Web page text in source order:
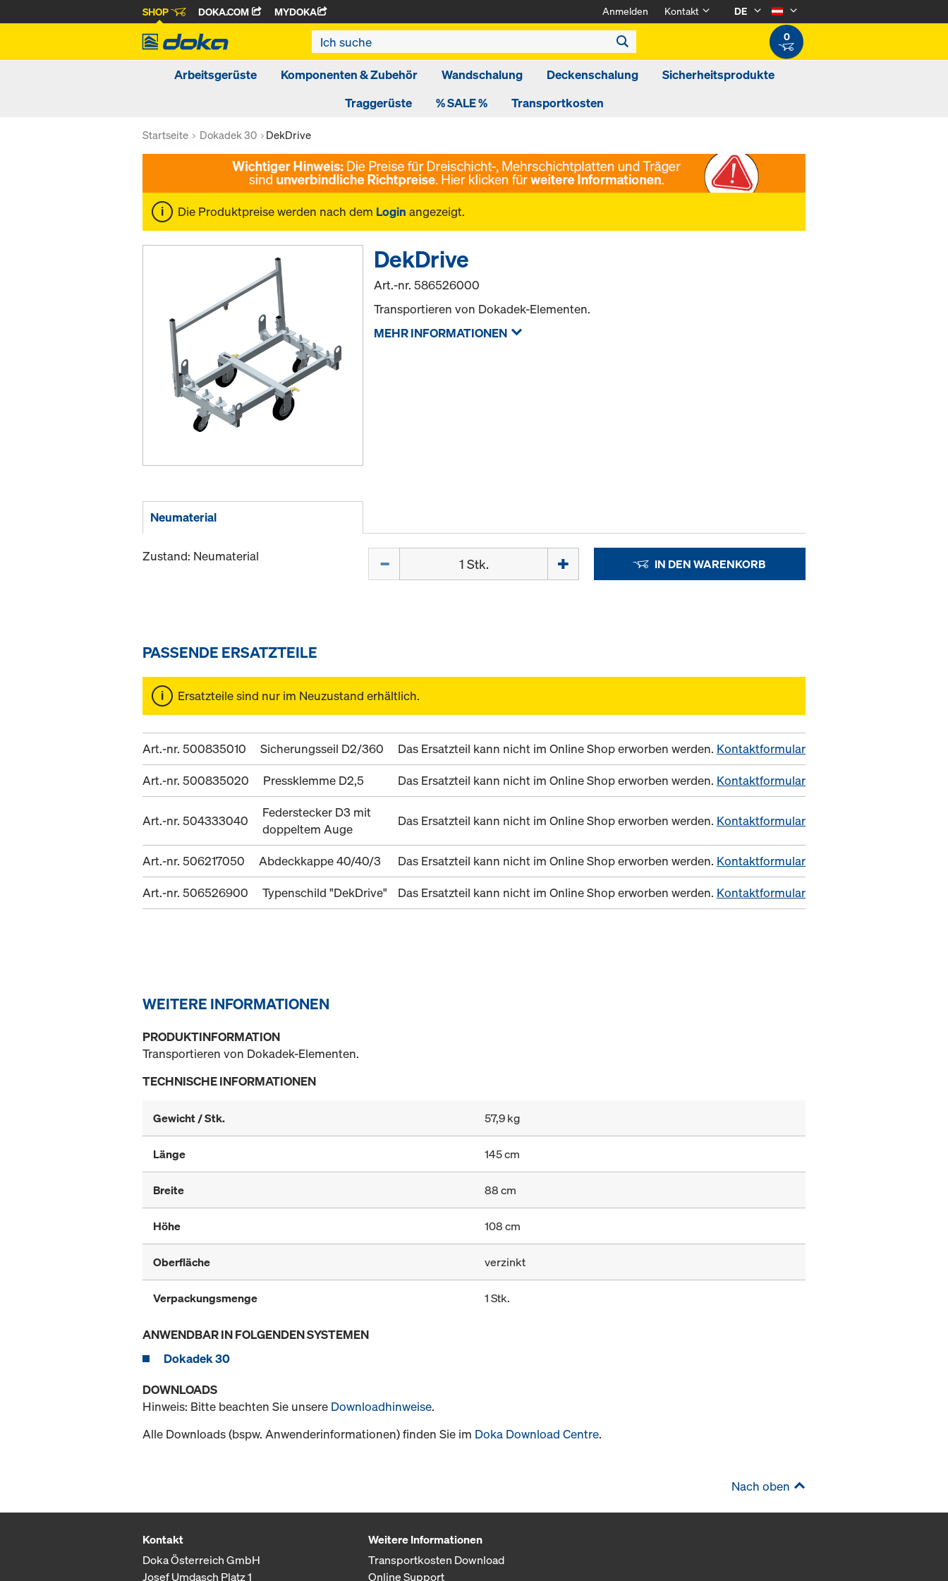
SHOP DOKA.COM MYDOKA Anmelden Kontakt
DE
0
Arbeitsgerüste Komponenten & Zubehör Wandschalung Deckenschalung
Sicherheitsprodukte
Traggerüste
% SALE % Transportkosten
Startseite Dokadek 30 DekDrive
Die Produktpreise werden nach dem Login angezeigt.
DekDrive
Art.-nr.586526000
Transportieren von Dokadek-Elementen.
MEHR INFORMATIONEN
Neumaterial
Zustand: Neumaterial IN DEN WARENKORB
PASSENDE ERSATZTEILE
Ersatzteile sind nur im Neuzustand erhältlich.
Art.-nr. 500835010 Sicherungsseil D2/360 Das Ersatzteil kann nicht im Online Shop erworben werden. Kontaktformular
Art.-nr. 500835020
Pressklemme D2,5 Das Ersatzteil kann nicht im Online Shop erworben werden. Kontaktformular
Art.-nr. 504333040
Federstecker D3 mit
doppeltem Auge
Das Ersatzteil kann nicht im Online Shop erworben werden. Kontaktformular
Art.-nr. 506217050 Abdeckkappe 40/40/3 Das Ersatzteil kann nicht im Online Shop erworben werden. Kontaktformular
Art.-nr. 506526900
Typenschild "DekDrive" Das Ersatzteil kann nicht im Online Shop erworben werden. Kontaktformular
WEITERE INFORMATIONEN
PRODUKTINFORMATION
Transportieren von Dokadek-Elementen.
TECHNISCHE INFORMATIONEN
Gewicht / Stk. 57,9 kg
Länge 145 cm
Breite 88 cm
Höhe 108 cm
Oberfläche verzinkt
Verpackungsmenge 1 Stk.
ANWENDBAR IN FOLGENDEN SYSTEMEN
Dokadek 30
DOWNLOADS
Hinweis: Bitte beachten Sie unsere Downloadhinweise.
Alle Downloads (bspw. Anwenderinformationen) finden Sie im Doka Download Centre.
Nach oben
Kontakt
Doka Österreich GmbH
Josef Umdasch Platz 1
Weitere Informationen
Transportkosten Download
Online Support